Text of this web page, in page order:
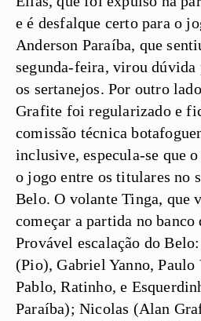
e é desfalque certo para o
Anderson Paraíba, que
segunda-feira, virou dúvida
os sertanejos. Por outro
Grafite foi regularizado e
comissão técnica
inclusive, especula-se que
o jogo entre os titulares no
Belo. O volante Tinga, que
começar a partida no banco
Provável escalação do Belo:
(Pio), Gabriel Yanno,
Pablo, Ratinho, e
Paraíba); Nicolas (Alan